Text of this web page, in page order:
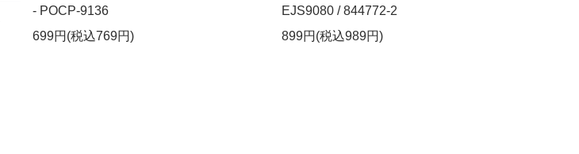
- POCP-9136
699円(税込769円)
EJS9080 / 844772-2
899円(税込989円)